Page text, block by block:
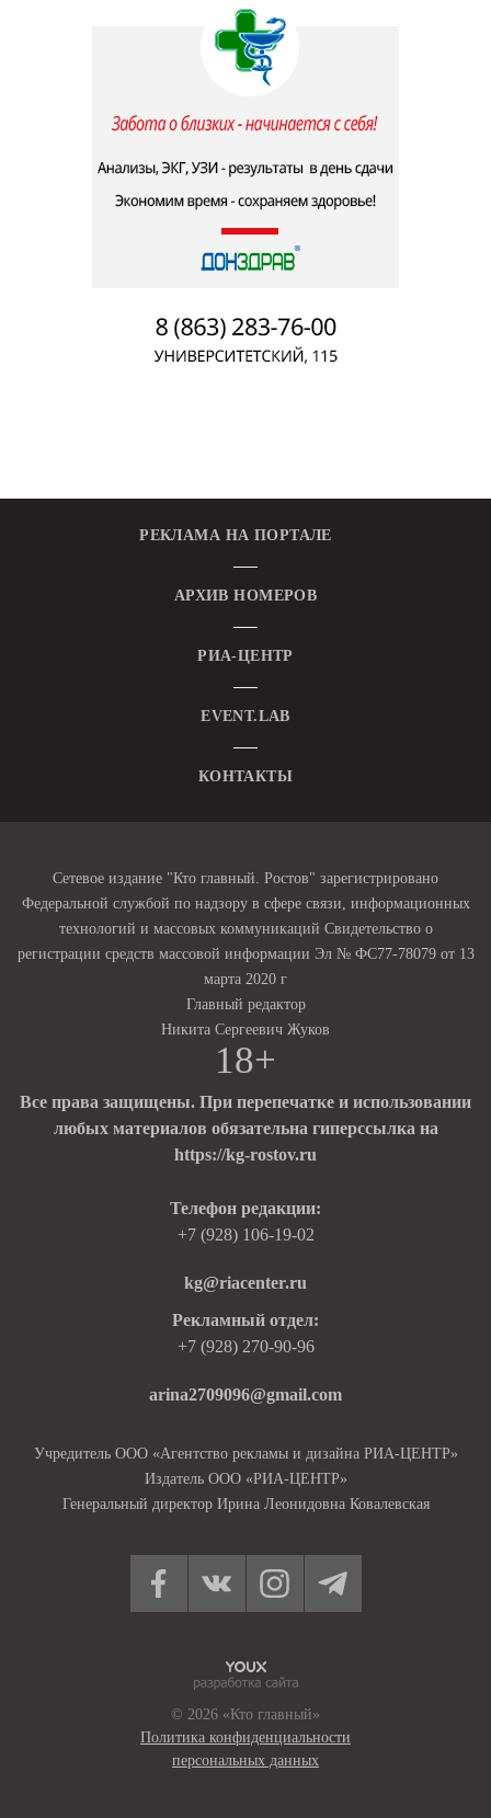
РЕКЛАМА НА ПОРТАЛЕ
АРХИВ НОМЕРОВ
РИА-ЦЕНТР
EVENT.LAB
КОНТАКТЫ
Сетевое издание "Кто главный. Ростов" зарегистрировано
Федеральной службой по надзору в сфере связи, информационных
технологий и массовых коммуникаций Свидетельство о
регистрации средств массовой информации Эл № ФС77-78079 от 13
марта 2020 г
Главный редактор
Никита Сергеевич Жуков
18+
Все права защищены. При перепечатке и использовании
любых материалов обязательна гиперссылка на
https://kg-rostov.ru
Телефон редакции:
+7 (928) 106-19-02
kg@riacenter.ru
Рекламный отдел:
+7 (928) 270-90-96
arina2709096@gmail.com
Учредитель ООО «Агентство рекламы и дизайна РИА-ЦЕНТР»
Издатель ООО «РИА-ЦЕНТР»
Генеральный директор Ирина Леонидовна Ковалевская
© 2026 «Кто главный»
Политика конфиденциальности
персональных данных